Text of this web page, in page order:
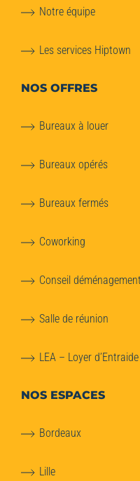
Notre équipe
Les services Hiptown
NOS OFFRES
Bureaux à louer
Bureaux opérés
Bureaux fermés
Coworking
Conseil
Salle de réunion
LEA – Loyer
NOS ESPACES
Bordeaux
Lille